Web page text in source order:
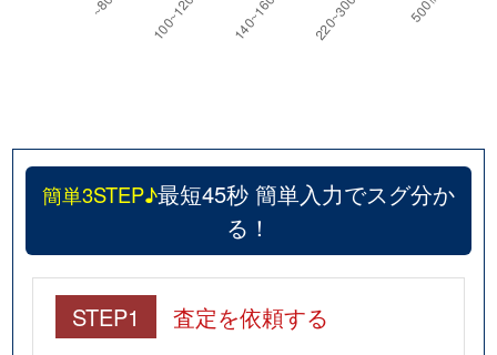
簡単3STEP♪最短45秒 簡単入力でスグ分か
る！
STEP1 査定を依頼する